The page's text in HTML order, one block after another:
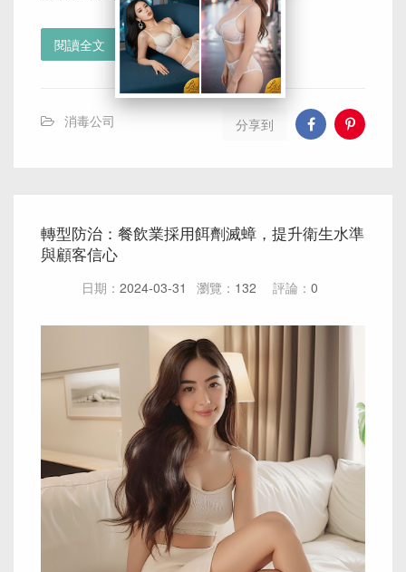
閱讀全文
消毒公司 分享到
轉型防治：餐飲業採用餌劑滅蟑，提升衛生水準
與顧客信心
日期： 2024-03-31 瀏覽： 132 評論： 0